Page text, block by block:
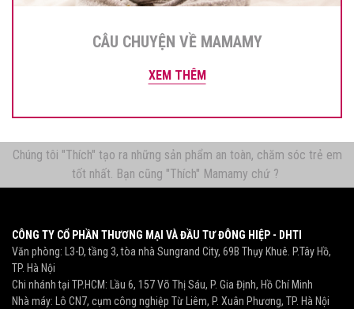
CÂU CHUYỆN VỀ MAMAMY
XEM THÊM
Chúng tôi "Thích" tạo ra những sản phẩm an toàn, chăm sóc trẻ em
tốt nhất. Bạn cũng "Thích" Mamamy chứ ?
CÔNG TY CỔ PHẦN THƯƠNG MẠI VÀ ĐẦU TƯ ĐÔNG HIỆP - DHTI
Văn phòng: L3-D, tầng 3, tòa nhà Sungrand City, 69B Thụy Khuê. P.Tây Hồ,
TP. Hà Nội
Chi nhánh tại TP.HCM: Lầu 6, 157 Võ Thị Sáu, P. Gia Định, Hồ Chí Minh
Nhà máy: Lô CN7, cụm công nghiệp Từ Liêm, P. Xuân Phương, TP. Hà Nội